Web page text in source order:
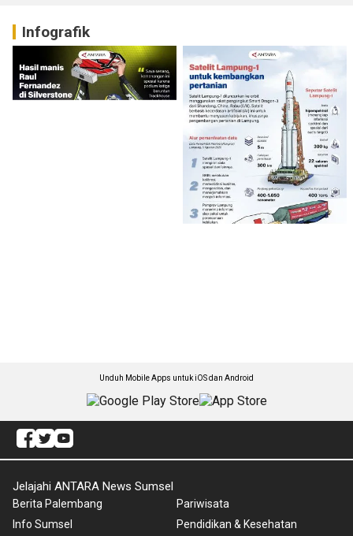
Infografik
Unduh Mobile Apps untuk iOS dan Android
Jelajahi ANTARA News Sumsel
Berita Palembang
Info Sumsel
Pariwisata
Pendidikan & Kesehatan